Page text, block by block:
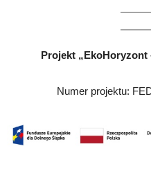
Projekt
Numer projektu: